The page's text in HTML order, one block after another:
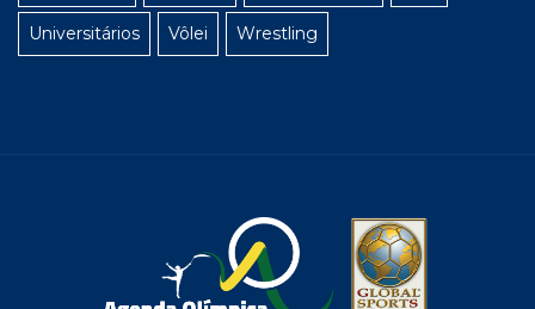
Universitários Vôlei Wrestling